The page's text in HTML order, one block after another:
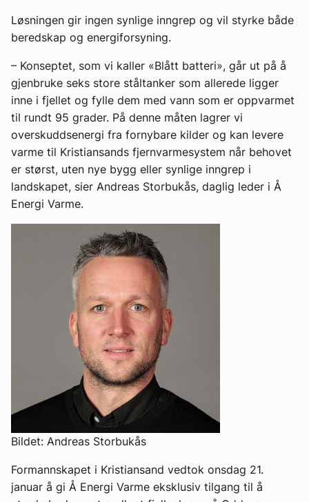
Løsningen gir ingen synlige inngrep og vil styrke både
beredskap og energiforsyning.
– Konseptet, som vi kaller «Blått batteri», går ut på å
gjenbruke seks store ståltanker som allerede ligger
inne i fjellet og fylle dem med vann som er oppvarmet
til rundt 95 grader. På denne måten lagrer vi
overskuddsenergi fra fornybare kilder og kan levere
varme til Kristiansands fjernvarmesystem når behovet
er størst, uten nye bygg eller synlige inngrep i
landskapet, sier Andreas Storbukås, daglig leder i Å
Energi Varme.
Bildet: Andreas Storbukås
Formannskapet i Kristiansand vedtok onsdag 21.
januar å gi Å Energi Varme eksklusiv tilgang til å